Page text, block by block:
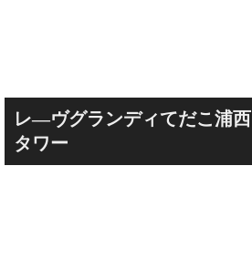
レ―ヴグランディてだこ浦西
タワー